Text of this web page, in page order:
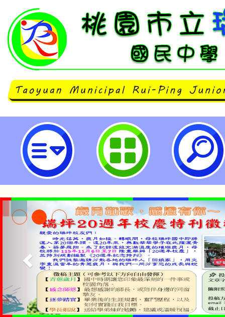
有關桃園市後備指揮部函送「後備
召逐次召集及儘後召集處理規定」
民中學
公告本校115學年度第